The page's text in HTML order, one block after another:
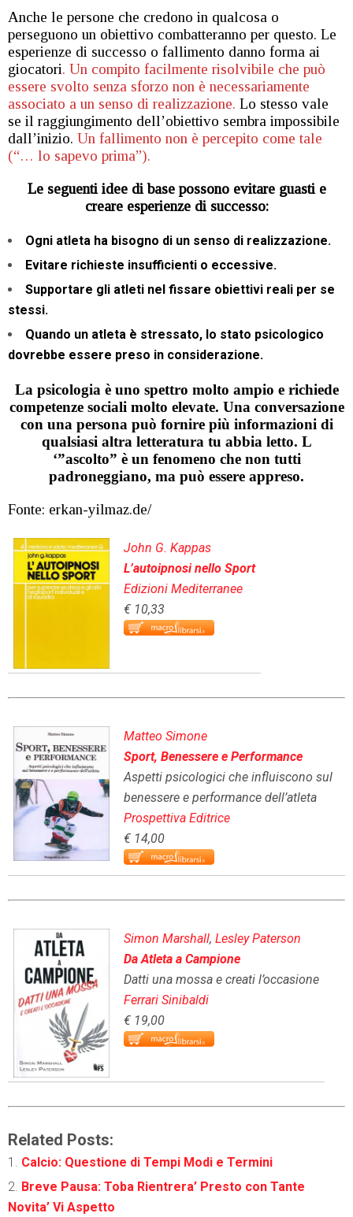
Anche le persone che credono in qualcosa o
perseguono un obiettivo combatteranno per questo. Le
esperienze di successo o fallimento danno forma ai
giocatori. Un compito facilmente risolvibile che può
essere svolto senza sforzo non è necessariamente
associato a un senso di realizzazione. Lo stesso vale
se il raggiungimento dell’obiettivo sembra impossibile
dall’inizio. Un fallimento non è percepito come tale
(“… lo sapevo prima”).
Le seguenti idee di base possono evitare guasti e
creare esperienze di successo:
Ogni atleta ha bisogno di un senso di realizzazione.
Evitare richieste insufficienti o eccessive.
Supportare gli atleti nel fissare obiettivi reali per se
stessi.
Quando un atleta è stressato, lo stato psicologico
dovrebbe essere preso in considerazione.
La psicologia è uno spettro molto ampio e richiede
competenze sociali molto elevate. Una conversazione
con una persona può fornire più informazioni di
qualsiasi altra letteratura tu abbia letto. L
‘”ascolto” è un fenomeno che non tutti
padroneggiano, ma può essere appreso.
Fonte: erkan-yilmaz.de/
John G. Kappas
L’autoipnosi nello Sport
Edizioni Mediterranee
€ 10,33
Matteo Simone
Sport, Benessere e Performance
Aspetti psicologici che influiscono sul
benessere e performance dell’atleta
Prospettiva Editrice
€ 14,00
Simon Marshall, Lesley Paterson
Da Atleta a Campione
Datti una mossa e creati l’occasione
Ferrari Sinibaldi
€ 19,00
Related Posts:
Calcio: Questione di Tempi Modi e Termini
Breve Pausa: Toba Rientrera’ Presto con Tante
Novita’ Vi Aspetto